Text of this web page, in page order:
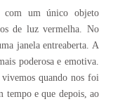
com um único objeto
de luz vermelha. No
janela entreaberta. A
poderosa e emotiva.
quando nos foi
tempo e que depois, ao